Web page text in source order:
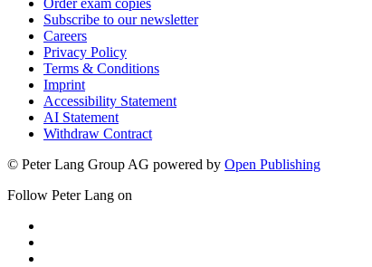
Order exam copies
Subscribe to our newsletter
Careers
Privacy Policy
Terms & Conditions
Imprint
Accessibility Statement
AI Statement
Withdraw Contract
© Peter Lang Group AG powered by Open Publishing
Follow Peter Lang on